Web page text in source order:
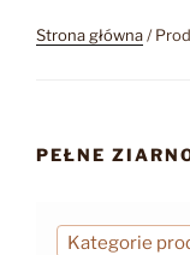
Strona główna/
PEŁNE
Kategorie